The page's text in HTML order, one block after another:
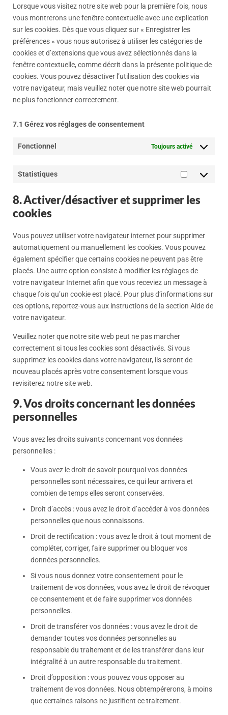
Lorsque vous visitez notre site web pour la première fois, nous
vous montrerons une fenêtre contextuelle avec une explication
sur les cookies. Dès que vous cliquez sur « Enregistrer les
préférences » vous nous autorisez à utiliser les catégories de
cookies et d’extensions que vous avez sélectionnés dans la
fenêtre contextuelle, comme décrit dans la présente politique de
cookies. Vous pouvez désactiver l’utilisation des cookies via
votre navigateur, mais veuillez noter que notre site web pourrait
ne plus fonctionner correctement.
7.1 Gérez vos réglages de consentement
Fonctionnel Toujours activé
Statistiques
8. Activer/désactiver et supprimer les
cookies
Vous pouvez utiliser votre navigateur internet pour supprimer
automatiquement ou manuellement les cookies. Vous pouvez
également spécifier que certains cookies ne peuvent pas être
placés. Une autre option consiste à modifier les réglages de
votre navigateur Internet afin que vous receviez un message à
chaque fois qu’un cookie est placé. Pour plus d’informations sur
ces options, reportez-vous aux instructions de la section Aide de
votre navigateur.
Veuillez noter que notre site web peut ne pas marcher
correctement si tous les cookies sont désactivés. Si vous
supprimez les cookies dans votre navigateur, ils seront de
nouveau placés après votre consentement lorsque vous
revisiterez notre site web.
9. Vos droits concernant les données
personnelles
Vous avez les droits suivants concernant vos données
personnelles :
Vous avez le droit de savoir pourquoi vos données
personnelles sont nécessaires, ce qui leur arrivera et
combien de temps elles seront conservées.
Droit d’accès : vous avez le droit d’accéder à vos données
personnelles que nous connaissons.
Droit de rectification : vous avez le droit à tout moment de
compléter, corriger, faire supprimer ou bloquer vos
données personnelles.
Si vous nous donnez votre consentement pour le
traitement de vos données, vous avez le droit de révoquer
ce consentement et de faire supprimer vos données
personnelles.
Droit de transférer vos données : vous avez le droit de
demander toutes vos données personnelles au
responsable du traitement et de les transférer dans leur
intégralité à un autre responsable du traitement.
Droit d’opposition : vous pouvez vous opposer au
traitement de vos données. Nous obtempérerons, à moins
que certaines raisons ne justifient ce traitement.